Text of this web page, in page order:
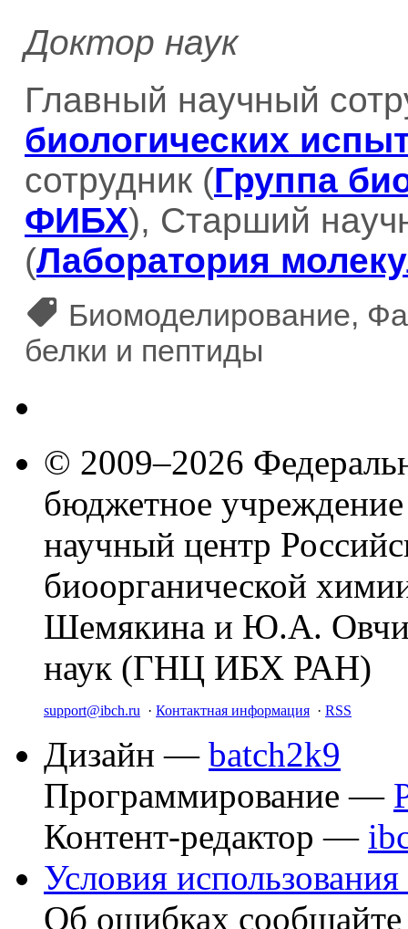
Доктор наук
Главный научный
биологических
сотрудник (Группа
ФИБХ), Старший
(Лаборатория
Биомоделирование,
белки и пептиды
© 2009–2026
бюджетное
научный центр
биоорганической
Шемякина и Ю.А.
наук (ГНЦ ИБХ РАН)
support@ibch.ru · Контактная информация · RSS
Дизайн — batch2k9
Программирование —
Контент-редактор —
Условия использования
Об ошибках